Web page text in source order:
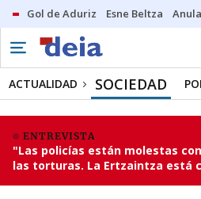
Gol de Aduriz Esne Beltza
ACTUALIDAD SOCIEDAD
ENTREVISTA
"Las policías están molestas
las torturas. La Ertzaintza está